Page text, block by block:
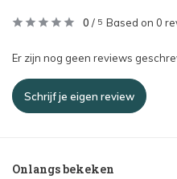
0 / 5 Based on 0
Er zijn nog geen reviews
Schrijf je eigen review
Onlangs bekeken